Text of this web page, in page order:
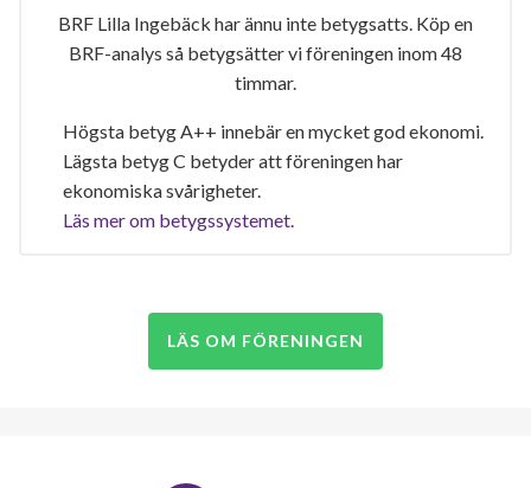
BRF Lilla Ingebäck har ännu inte betygsatts. Köp en
BRF-analys så betygsätter vi föreningen inom 48
timmar.
Högsta betyg A++ innebär en mycket god ekonomi.
Lägsta betyg C betyder att föreningen har
ekonomiska svårigheter.
Läs mer om betygssystemet.
LÄS OM FÖRENINGEN